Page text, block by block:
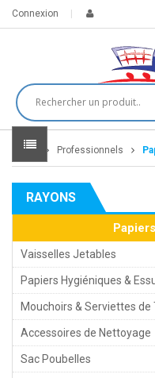
Connexion
Home Professionnels
RAYONS
Vaisselles Jetables
Papiers Hygiéniques &
Mouchoirs & Serviettes de
Accessoires de Nettoyage
Sac Poubelles